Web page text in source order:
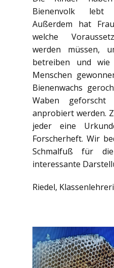
Bienenvolk lebt
Außerdem hat
welche
werden müssen,
betreiben und
Menschen
Bienenwachs
Waben geforscht
anprobiert werden.
jeder eine
Forscherheft. Wir
Schmalfuß für
interessante
Riedel,